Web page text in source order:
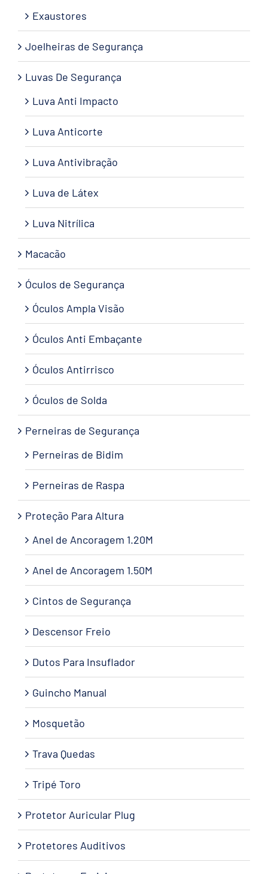
Exaustores
Joelheiras de Segurança
Luvas De Segurança
Luva Anti Impacto
Luva Anticorte
Luva Antivibração
Luva de Látex
Luva Nitrílica
Macacão
Óculos de Segurança
Óculos Ampla Visão
Óculos Anti Embaçante
Óculos Antirrisco
Óculos de Solda
Perneiras de Segurança
Perneiras de Bidim
Perneiras de Raspa
Proteção Para Altura
Anel de Ancoragem 1.20M
Anel de Ancoragem 1.50M
Cintos de Segurança
Descensor Freio
Dutos Para Insuflador
Guincho Manual
Mosquetão
Trava Quedas
Tripé Toro
Protetor Auricular Plug
Protetores Auditivos